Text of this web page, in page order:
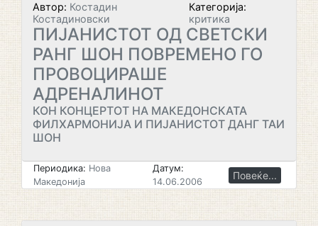
Автор: Костадин
Костадиновски
Категорија:
критика
ПИЈАНИСТОТ ОД СВЕТСКИ
РАНГ ШОН ПОВРЕМЕНО ГО
ПРОВОЦИРАШЕ
АДРЕНАЛИНОТ
КОН КОНЦЕРТОТ НА МАКЕДОНСКАТА
ФИЛХАРМОНИЈА И ПИЈАНИСТОТ ДАНГ ТАИ
ШОН
Периодика: Нова
Македонија
Датум:
14.06.2006
Повеќе...